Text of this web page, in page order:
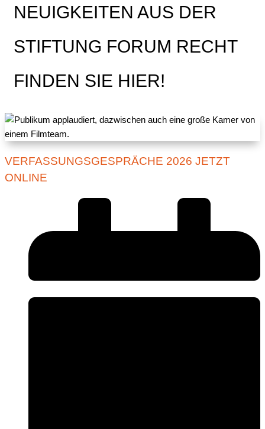
NEUIGKEITEN AUS DER
STIFTUNG FORUM RECHT
FINDEN SIE HIER!
VERFASSUNGSGESPRÄCHE 2026 JETZT
ONLINE